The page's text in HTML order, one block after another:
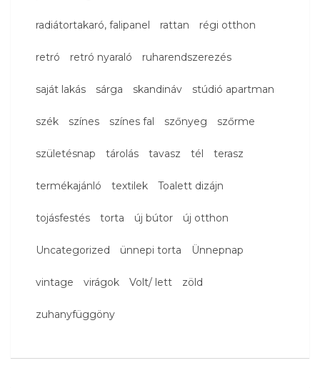
radiátortakaró, falipanel rattan régi otthon
retró retró nyaraló ruharendszerezés
saját lakás sárga skandináv stúdió apartman
szék színes színes fal szőnyeg szőrme
születésnap tárolás tavasz tél terasz
termékajánló textilek Toalett dizájn
tojásfestés torta új bútor új otthon
Uncategorized ünnepi torta Ünnepnap
vintage virágok Volt/ lett zöld
zuhanyfüggöny